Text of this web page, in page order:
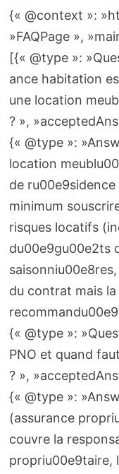
{« @context »:
»FAQPage »,
[{« @type »:
ance habitation
une location
? »,
{« @type »:
location
de
minimum
risques locatifs
du00e9gu00e2ts
du contrat mais
{« @type »:
PNO et quand
? »,
{« @type »:
(assurance
couvre la
propriu00e9taire,